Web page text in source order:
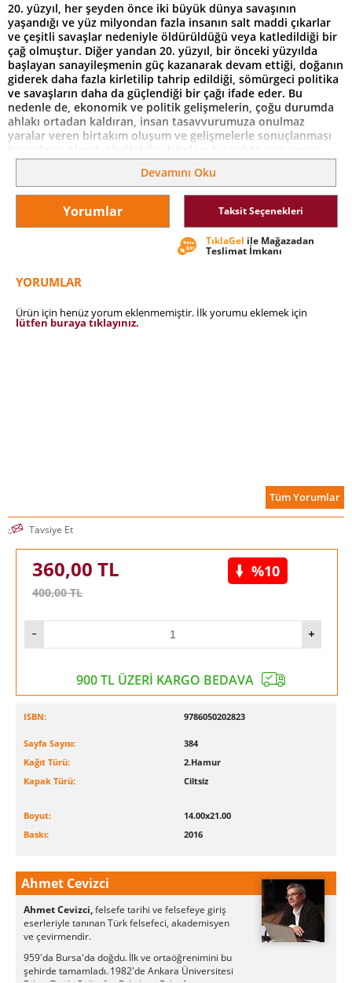
20. yüzyıl, her şeyden önce iki büyük dünya savaşının
yaşandığı ve yüz milyondan fazla insanın salt maddi çıkarlar
ve çeşitli savaşlar nedeniyle öldürüldüğü veya katledildiği bir
çağ olmuştur. Diğer yandan 20. yüzyıl, bir önceki yüzyılda
başlayan sanayileşmenin güç kazanarak devam ettiği, doğanın
giderek daha fazla kirletilip tahrip edildiği, sömürgeci politika
ve savaşların daha da güçlendiği bir çağı ifade eder. Bu
nedenle de, ekonomik ve politik gelişmelerin, çoğu durumda
ahlakı ortadan kaldıran, insan tasavvurumuza onulmaz
yaralar veren birtakım oluşum ve gelişmelerle sonuçlanması
kaçınılmaz olarak görülebilir. Nitekim bu çağda ana zemin
veya arka planda bir büyük ahlaki krizin varlığı her daim
hissedilirken hayatın neredeyse her alanında daha önce
rastlanmamış olan ahlaki problemler ortaya çıkmıştır.
Uygulamalı etiğin doğuşunu tetikleyen en önemli şey, işte bu
genel ya da global değişme, modernleşme süreçlerinin kimi
alan veya durumlarda yarattığı olumsuz sonuçlardır.
Devamını Oku
Yorumlar Taksit Seçenekleri
TıklaGel ile Mağazadan
Teslimat İmkanı
YORUMLAR
Ürün için henüz yorum eklenmemiştir. İlk yorumu eklemek için
lütfen buraya tıklayınız.
Tüm Yorumlar
Tavsiye Et
360,00 TL
400,00TL
%10
900 TL ÜZERİ KARGO BEDAVA
ISBN: 9786050202823
Sayfa Sayısı:
384
Kağıt Türü:
2.Hamur
Kapak Türü:
Ciltsiz
Boyut:
14.00x21.00
Baskı:
2016
Ahmet Cevizci
Ahmet Cevizci,felsefe tarihi ve felsefeye giriş
eserleriyle tanınan Türkfelsefeci, akademisyen
ve çevirmendir.
959'da Bursa'da doğdu.İlk ve ortaöğrenimini bu
şehirde tamamladı.1982'de Ankara Üniversitesi